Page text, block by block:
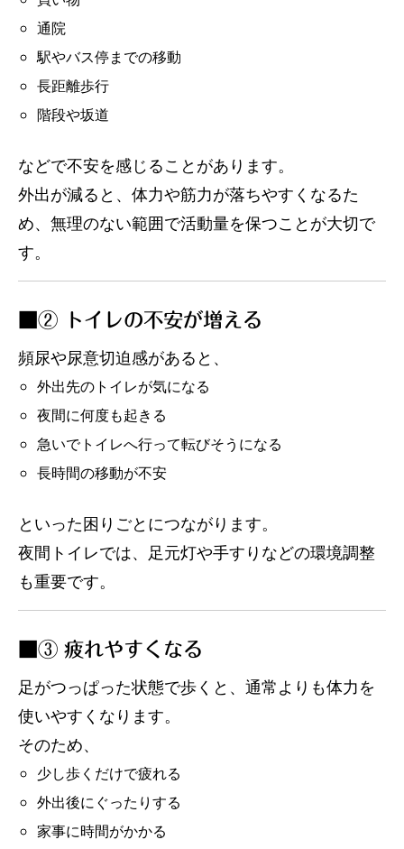
通院
駅やバス停までの移動
長距離歩行
階段や坂道
などで不安を感じることがあります。
外出が減ると、体力や筋力が落ちやすくなるた
め、無理のない範囲で活動量を保つことが大切で
す。
■② トイレの不安が増える
頻尿や尿意切迫感があると、
外出先のトイレが気になる
夜間に何度も起きる
急いでトイレへ行って転びそうになる
長時間の移動が不安
といった困りごとにつながります。
夜間トイレでは、足元灯や手すりなどの環境調整
も重要です。
■③ 疲れやすくなる
足がつっぱった状態で歩くと、通常よりも体力を
使いやすくなります。
そのため、
少し歩くだけで疲れる
外出後にぐったりする
家事に時間がかかる